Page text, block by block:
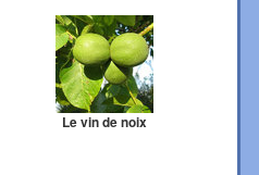
Le vin de noix